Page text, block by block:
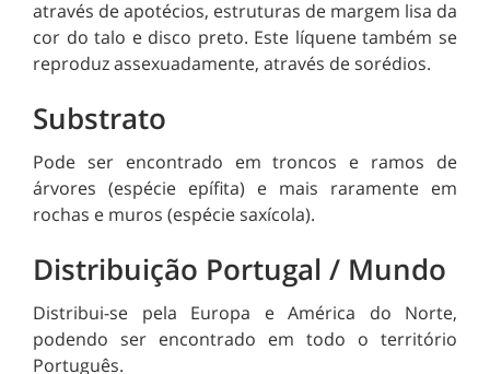
através de apotécios, estruturas de margem lisa da
cor do talo e disco preto. Este líquene também se
reproduz assexuadamente, através de sorédios.
Substrato
Pode ser encontrado em troncos e ramos de
árvores (espécie epífita) e mais raramente em
rochas e muros (espécie saxícola).
Distribuição Portugal / Mundo
Distribui-se pela Europa e América do Norte,
podendo ser encontrado em todo o território
Português.